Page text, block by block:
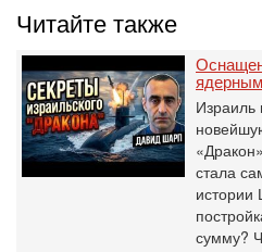
Читайте также
Израиль
стала
сумму?